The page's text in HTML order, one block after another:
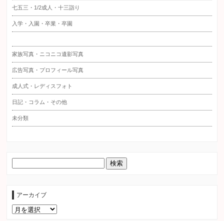
七五三・1/2成人・十三詣り
入学・入園・卒業・卒園
家族写真・ニコニコ遺影写真
広告写真・プロフィール写真
成人式・レディスフォト
日記・コラム・その他
未分類
アーカイブ
ア
ー